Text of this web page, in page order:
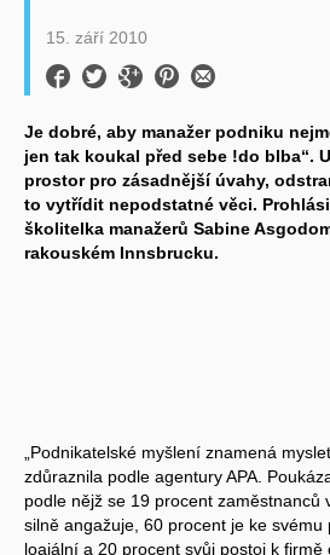
15. září 2010
Je dobré, aby manažer podniku
jen tak koukal před sebe !do blba“.
prostor pro zásadnější úvahy,
to vytřídit nepodstatné věci.
školitelka manažerů Sabine
rakouském Innsbrucku.
„Podnikatelské myšlení znamená
zdůraznila podle agentury APA.
podle nějž se 19 procent zaměstnanců
silně angažuje, 60 procent je ke svému
loajální a 20 procent svůj postoj k firmě